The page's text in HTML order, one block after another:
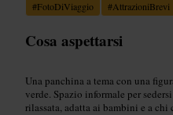
#FotoDiViaggio #AttrazioniBrevi
Cosa aspettarsi
Una panchina a tema con una
verde. Spazio informale per
rilassata, adatta ai bambini e a chi